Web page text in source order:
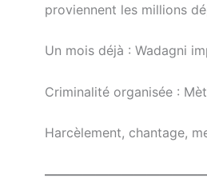
proviennent les millions
Un mois déjà : Wadagni
Criminalité organisée :
Harcèlement, chantage,